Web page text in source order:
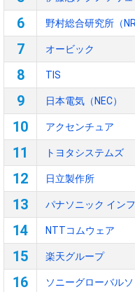
6 野村総合研究所（
7 オービック
8 TIS
9 日本電気（NEC）
10 アクセンチュア
11 トヨタシステムズ
12 日立製作所
13 パナソニック イン
14 NTTコムウェア
15 楽天グループ
16 ソニーグローバル